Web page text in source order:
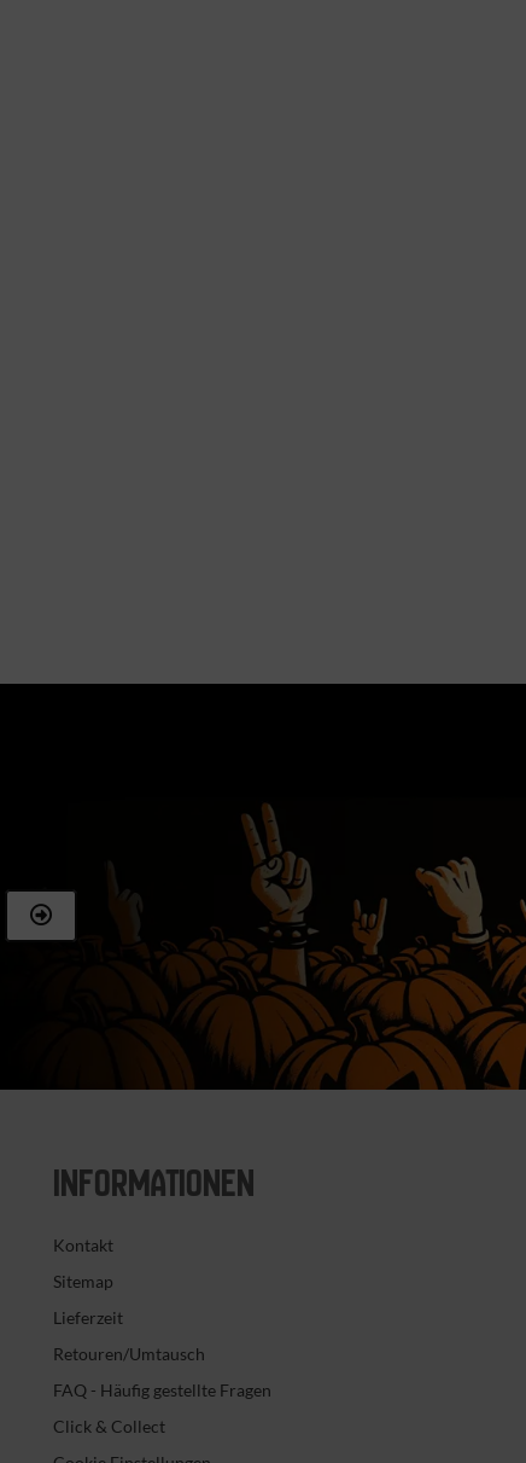
INFORMATIONEN
Kontakt
Sitemap
Lieferzeit
Retouren/Umtausch
FAQ - Häufig gestellte Fragen
Click & Collect